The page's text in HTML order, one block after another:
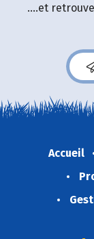
....et
Accueil